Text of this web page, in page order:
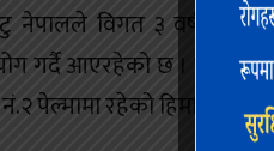
विगत ३ वर्षदेखि
गर्दै आएरहेको छ । यु.एम.एन.ले
पेल्मामा रहेको हिमालय